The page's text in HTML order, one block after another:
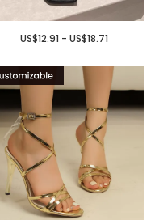
US$12.91 - US$18.71